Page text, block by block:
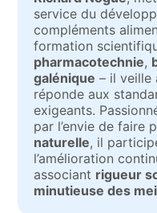
service du
compléments
formation
pharmacotechnie,
galénique – il veille
réponde aux
exigeants.
par l’envie de faire
naturelle, il
l’amélioration
associant rigueur
minutieuse des